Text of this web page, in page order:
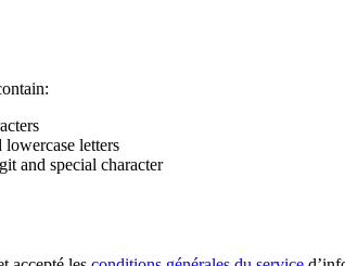
lowercase letters
and special character